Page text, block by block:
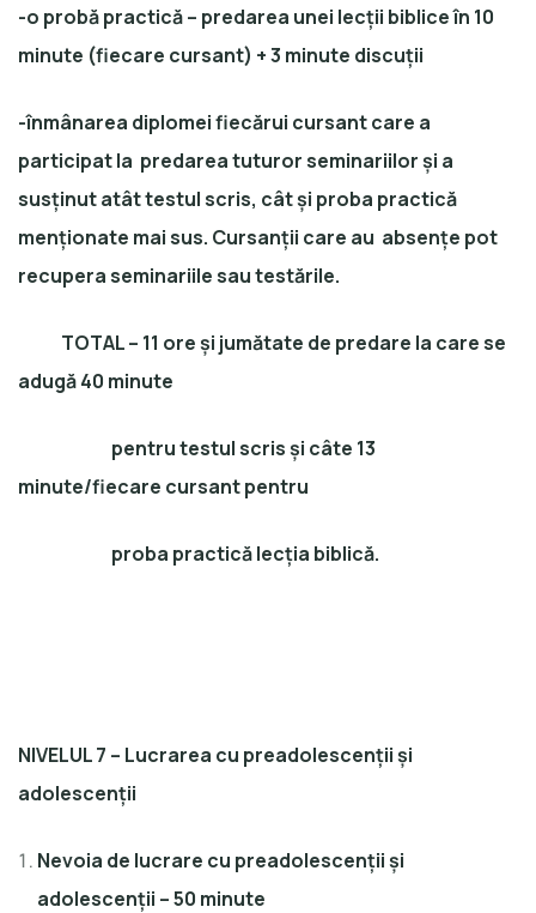
-o probă practică – predarea unei lecții biblice în 10
minute (fiecare cursant) + 3 minute discuții
-înmânarea diplomei fiecărui cursant care a
participat la predarea tuturor seminariilor și a
susținut atât testul scris, cât și proba practică
menționate mai sus. Cursanții care au absențe pot
recupera seminariile sau testările.
TOTAL – 11 ore și jumătate de predare la care se
adugă 40 minute
pentru testul scris și câte 13
minute/fiecare cursant pentru
proba practică lecția biblică.
NIVELUL 7 – Lucrarea cu preadolescenții și
adolescenții
Nevoia de lucrare cu preadolescenții și
adolescenții – 50 minute